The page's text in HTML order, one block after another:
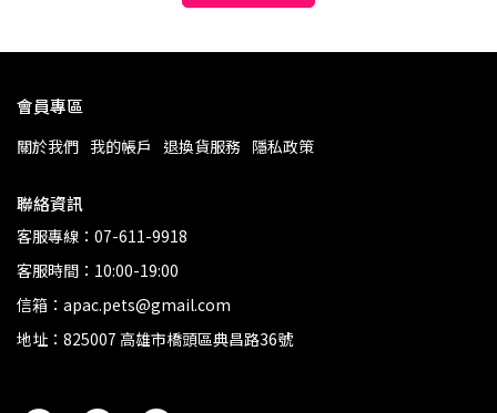
會員專區
關於我們 我的帳戶 退換貨服務 隱私政策
聯絡資訊
客服專線：07-611-9918
客服時間：10:00-19:00
信箱：apac.pets@gmail.com
地址：825007 高雄市橋頭區典昌路36號